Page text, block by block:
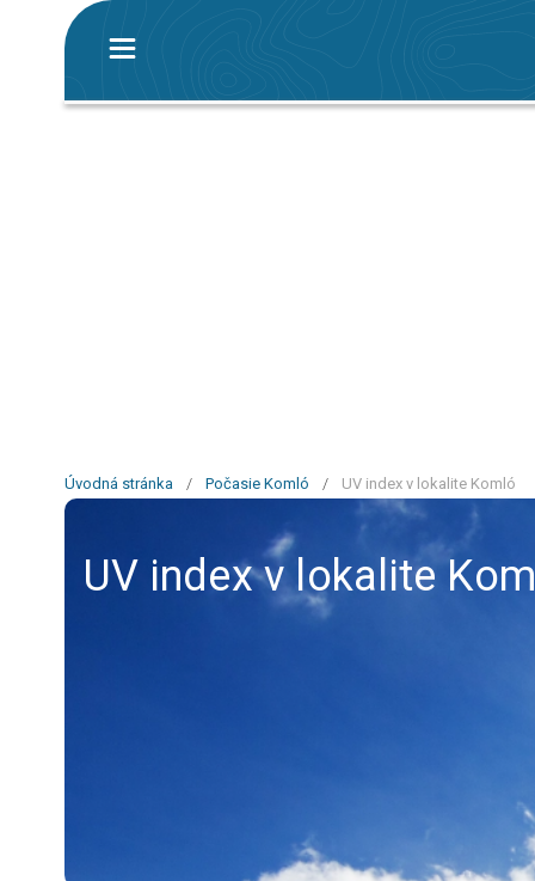
Úvodná stránka / Počasie Komló / UV index v lokalite Komló
UV index v lokalite